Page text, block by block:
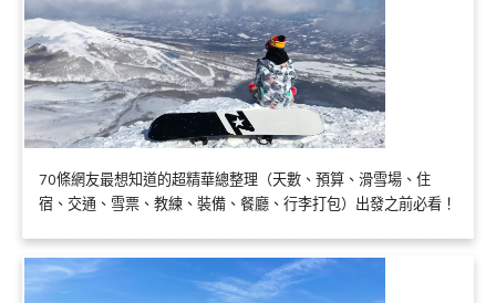
70條網友最想知道的超精華總整理（天數、預算、滑雪場、住
宿、交通、雪票、教練、裝備、餐廳、行李打包）出發之前必看！